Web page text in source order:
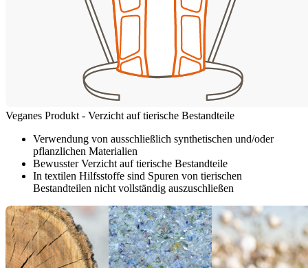
Veganes Produkt - Verzicht auf tierische Bestandteile
Verwendung von ausschließlich synthetischen und/oder
pflanzlichen Materialien
Bewusster Verzicht auf tierische Bestandteile
In textilen Hilfsstoffe sind Spuren von tierischen
Bestandteilen nicht vollständig auszuschließen